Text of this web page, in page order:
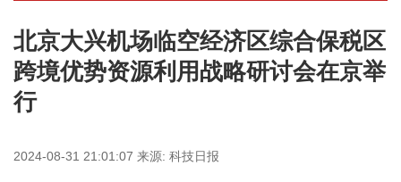
北京大兴机场临空经济区综合保税区
跨境优势资源利用战略研讨会在京举
行
2024-08-31 21:01:07 来源: 科技日报